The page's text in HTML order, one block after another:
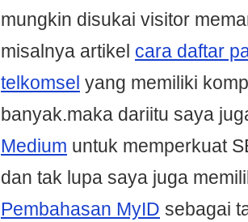
mungkin disukai visitor
misalnya artikel cara daftar
telkomsel yang memiliki
banyak.maka dariitu saya
Medium untuk memperkuat
dan tak lupa saya juga
Pembahasan MyID sebagai